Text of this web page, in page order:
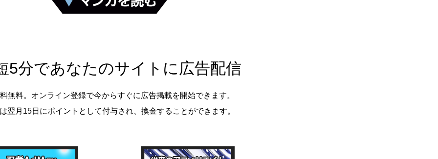
5分であなたのサイトに広告配信
無料。オンライン登録で今からすぐに広告掲載を開始できます。
翌月15日にポイントとして付与され、換金することができます。